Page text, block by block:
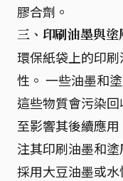
膠合劑。
三、印刷油墨與塗
環保紙袋上的印
性。 一些油墨和
這些物質會污染
至影響其後續應
注其印刷油墨和
採用大豆油墨或